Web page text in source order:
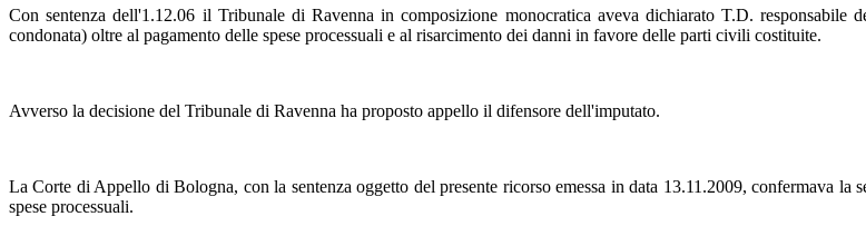
Con sentenza dell'1.12.06 il Tribunale di Ravenna in composizione monocratica aveva dichiarato T.D.
condonata) oltre al pagamento delle spese processuali e al risarcimento dei danni in favore delle parti civili costituite.
Avverso la decisione del Tribunale di Ravenna ha proposto appello il difensore dell'imputato.
La Corte di Appello di Bologna, con la sentenza oggetto del presente ricorso emessa in data 13.11.2009, confermava la
spese processuali.